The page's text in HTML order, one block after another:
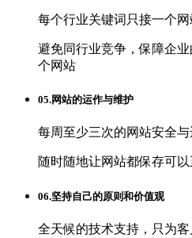
每个行业关键词只接一个
避免同行业竞争，保障企
个网站
05.网站的运作与维护
每周至少三次的网站安全
随时随地让网站都保存可
06.坚持自己的原则和价值观
全天候的技术支持，只为